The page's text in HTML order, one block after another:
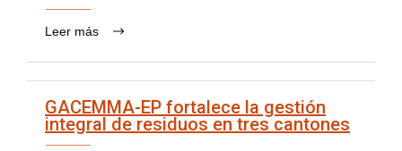
Leer más
GACEMMA-EP fortalece la gestión
integral de residuos en tres cantones